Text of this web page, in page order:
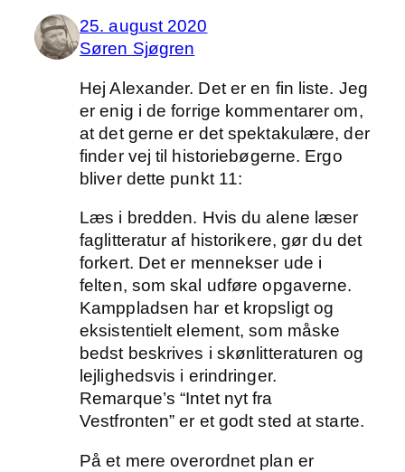
25. august 2020
Søren Sjøgren
Hej Alexander. Det er en fin liste. Jeg
er enig i de forrige kommentarer om,
at det gerne er det spektakulære, der
finder vej til historiebøgerne. Ergo
bliver dette punkt 11:
Læs i bredden. Hvis du alene læser
faglitteratur af historikere, gør du det
forkert. Det er mennekser ude i
felten, som skal udføre opgaverne.
Kamppladsen har et kropsligt og
eksistentielt element, som måske
bedst beskrives i skønlitteraturen og
lejlighedsvis i erindringer.
Remarque’s “Intet nyt fra
Vestfronten” er et godt sted at starte.
På et mere overordnet plan er